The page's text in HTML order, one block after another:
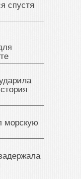
спустя
морскую